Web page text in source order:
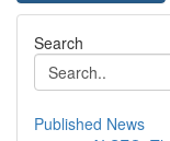
Search
Published News